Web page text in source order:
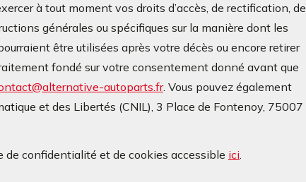
à tout moment vos droits d’accès, de rectification, de
générales ou spécifiques sur la manière dont les
être utilisées après votre décès ou encore retirer
fondé sur votre consentement donné avant que
autoparts.fr. Vous pouvez également
et des Libertés (CNIL), 3 Place de Fontenoy, 75007
de confidentialité et de cookies accessible ici.